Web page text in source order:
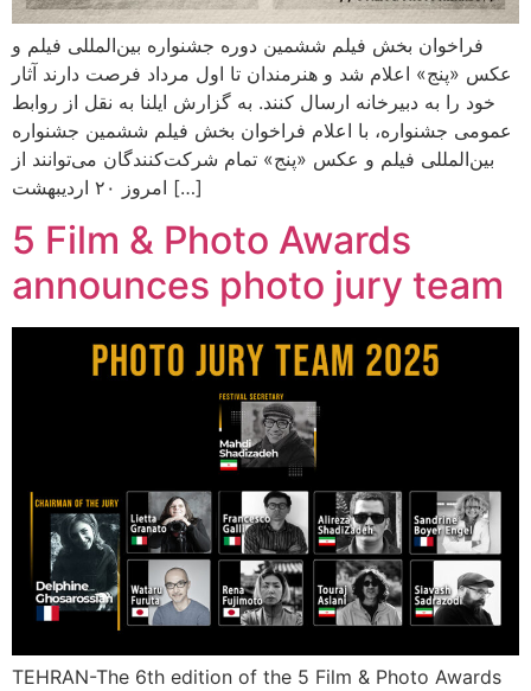
فراخوان بخش فیلم ششمین دوره جشنواره بین‌المللی فیلم و
عکس «پنج» اعلام شد و هنرمندان تا اول مرداد فرصت دارند آثار
خود را به دبیرخانه ارسال کنند. به گزارش ایلنا به نقل از روابط
عمومی جشنواره، با اعلام فراخوان بخش فیلم ششمین جشنواره
بین‌المللی فیلم و عکس «پنج» تمام شرکت‌کنندگان می‌توانند از
امروز ۲۰ اردیبهشت […]
5 Film & Photo Awards
announces photo jury team
TEHRAN-The 6th edition of the 5 Film & Photo Awards